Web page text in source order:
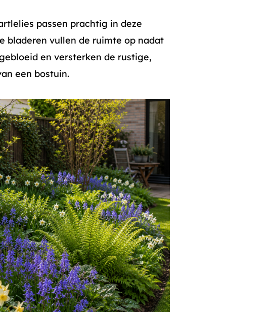
passen prachtig in deze
bladeren vullen de ruimte op nadat
en versterken de rustige,
een bostuin.